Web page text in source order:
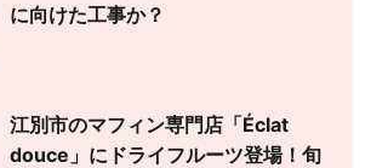
に向けた工事か？
江別市のマフィン専門店「Éclat
douce」にドライフルーツ登場！旬